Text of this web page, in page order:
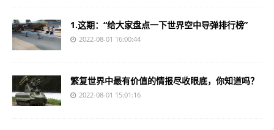
1.这期：“给大家盘点一下世界空中导弹排行榜”
2022-08-01 16:00:44
繁复世界中最有价值的情报尽收眼底，你知道吗？
2022-08-01 15:01:16